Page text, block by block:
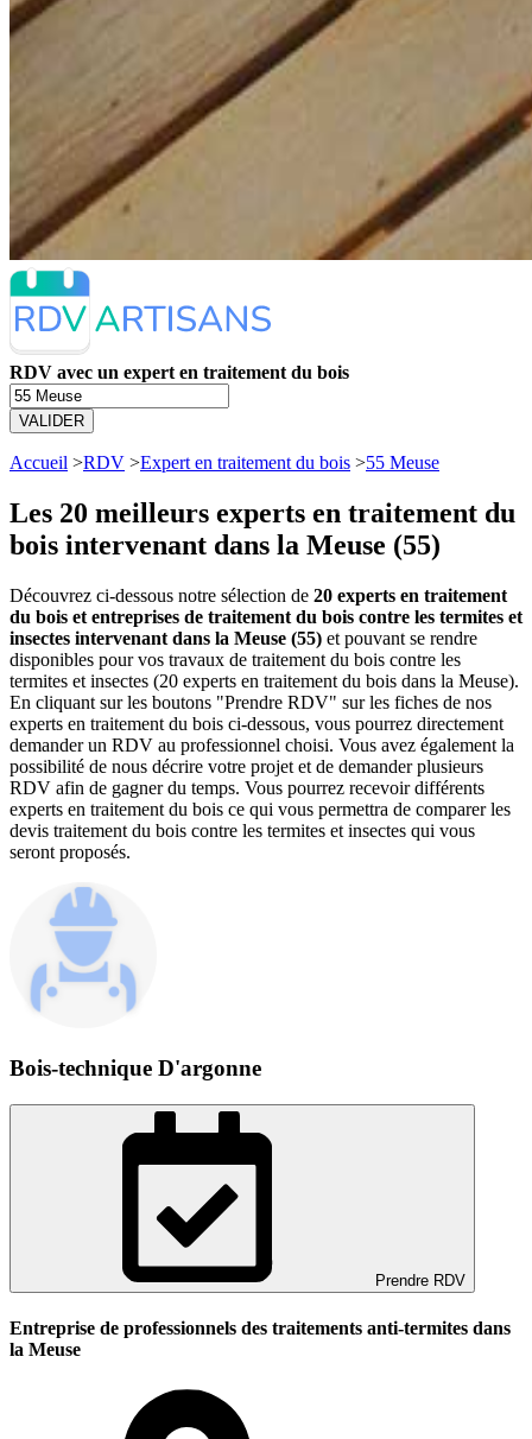
RDV avec un expert en traitement du bois
VALIDER
Accueil >RDV >Expert en traitement du bois >55 Meuse
Les 20 meilleurs experts en traitement du
bois intervenant dans la Meuse (55)
Découvrez ci-dessous notre sélection de 20 experts en traitement
du bois et entreprises de traitement du bois contre les termites et
insectes intervenant dans la Meuse (55) et pouvant se rendre
disponibles pour vos travaux de traitement du bois contre les
termites et insectes (20 experts en traitement du bois dans la Meuse).
En cliquant sur les boutons "Prendre RDV" sur les fiches de nos
experts en traitement du bois ci-dessous, vous pourrez directement
demander un RDV au professionnel choisi. Vous avez également la
possibilité de nous décrire votre projet et de demander plusieurs
RDV afin de gagner du temps. Vous pourrez recevoir différents
experts en traitement du bois ce qui vous permettra de comparer les
devis traitement du bois contre les termites et insectes qui vous
seront proposés.
Bois-technique D'argonne
Prendre RDV
Entreprise de professionnels des traitements anti-termites dans
la Meuse